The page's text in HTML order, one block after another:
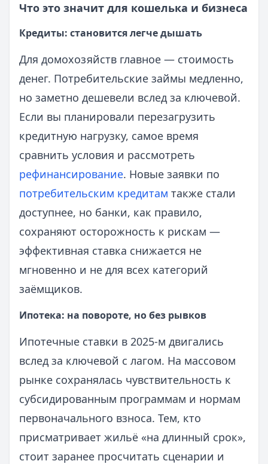
Что это значит для кошелька и бизнеса
Кредиты: становится легче дышать
Для домохозяйств главное — стоимость
денег. Потребительские займы медленно,
но заметно дешевели вслед за ключевой.
Если вы планировали перезагрузить
кредитную нагрузку, самое время
сравнить условия и рассмотреть
рефинансирование. Новые заявки по
потребительским кредитам также стали
доступнее, но банки, как правило,
сохраняют осторожность к рискам —
эффективная ставка снижается не
мгновенно и не для всех категорий
заёмщиков.
Ипотека: на повороте, но без рывков
Ипотечные ставки в 2025-м двигались
вслед за ключевой с лагом. На массовом
рынке сохранялась чувствительность к
субсидированным программам и нормам
первоначального взноса. Тем, кто
присматривает жильё «на длинный срок»,
стоит заранее просчитать сценарии и